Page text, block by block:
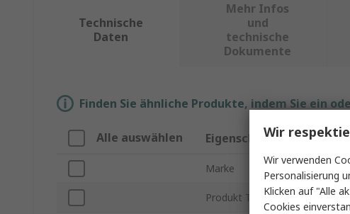
Technische
Daten
Mehr Infos
und
technische
Dokumente
Finden Sie ähnliche Produkte, indem Sie ein
Alle auswählen Eigenschaft
Marke
Produkt Typ
Wir
Wir verwenden
Personalisierung
Klicken auf "Alle
Cookies